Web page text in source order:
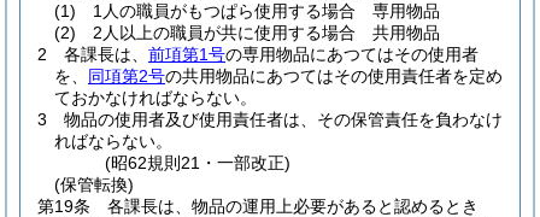
(1)
1人の職員がもつぱら使用する場合 専用物品
(2)
2人以上の職員が共に使用する場合 共用物品
2
各課長は、 前項第1号の専用物品にあつてはその使用者
を、 同項第2号の共用物品にあつてはその使用責任者を定め
ておかなければならない。
3
物品の使用者及び使用責任者は、その保管責任を負わなけ
ればならない。
(昭62規則21・一部改正)
(保管転換)
第19条
各課長は、物品の運用上必要があると認めるとき